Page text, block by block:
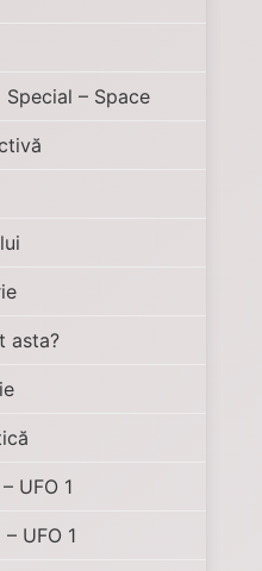
– Space
asta?
UFO 1
UFO 1